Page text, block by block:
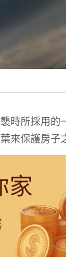
時所採用的
來保護房子